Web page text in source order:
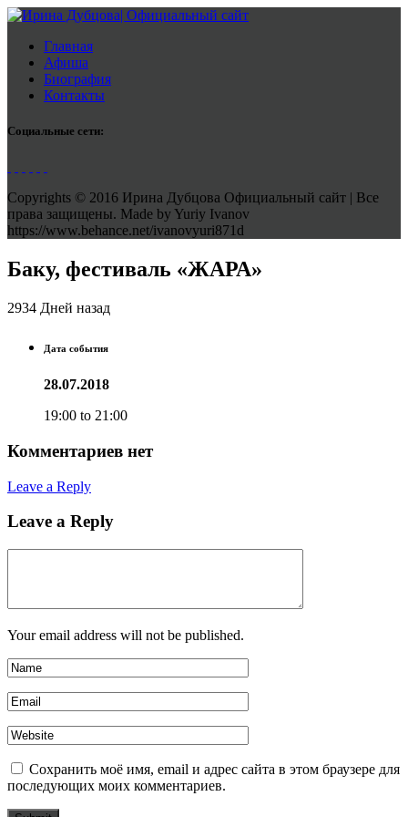
Главная
Афиша
Биография
Контакты
Социальные сети:
Copyrights © 2016 Ирина Дубцова Официальный сайт | Все
права защищены. Made by Yuriy Ivanov
https://www.behance.net/ivanovyuri871d
Баку, фестиваль «ЖАРА»
2934 Дней назад
Дата события
28.07.2018
19:00 to 21:00
Комментариев нет
Leave a Reply
Leave a Reply
Your email address will not be published.
Сохранить моё имя, email и адрес сайта в этом браузере для
последующих моих комментариев.